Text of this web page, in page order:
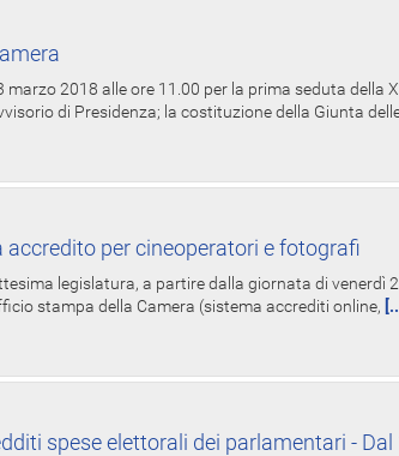
2018 alle ore 11.00 per la prima seduta della
di Presidenza; la costituzione della Giunta
per cineoperatori e fotografi
legislatura, a partire dalla giornata di venerdì
stampa della Camera (sistema accrediti online,
spese elettorali dei parlamentari -